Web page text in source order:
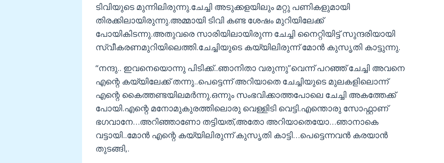
ടിവിയുടെ മുന്നിലിരുന്നു.ചേച്ചി അടുക്കളയിലും മറ്റു പണികളുമായി
തിരക്കിലായിരുന്നു.അമ്മായി ടിവി കണ്ട ശേഷം മുറിയിലേക്ക്
പോയികിടന്നു.അതുവരെ സാരിയിലായിരുന്ന ചേച്ചി നൈറ്റിയിട്ട് സുന്ദരിയായി
സ്വീകരണമുറിയിലെത്തി.ചേച്ചിയുടെ കയ്യിലിരുന്ന് മോൻ കുസൃതി കാട്ടുന്നു.
“നന്ദു.. ഇവനെയൊന്നു പിടിക്ക്..ഞാനിതാ വരുന്നു”വെന്ന് പറഞ്ഞ് ചേച്ചി അവനെ
എന്റെ കയ്യിലേക്ക് തന്നു..പെട്ടെന്ന് അറിയാതെ ചേച്ചിയുടെ മുലകളിലൊന്ന്
എന്റെ കൈത്തണ്ടയിലമർന്നു.ഒന്നും സംഭവിക്കാത്തപോലെ ചേച്ചി അകത്തേക്ക്
പോയി.എന്റെ മനോമുകുരത്തിലൊരു വെള്ളിടി വെട്ടി.എന്തൊരു സോഫ്റ്റാണ്
ഭഗവാനേ…അറിഞ്ഞാണോ തട്ടിയത്,അതോ അറിയാതെയോ…ഞാനാകെ
വട്ടായി..മോൻ എന്റെ കയ്യിലിരുന്ന് കുസൃതി കാട്ടി…പെട്ടെന്നവൻ കരയാൻ
തുടങ്ങി,.